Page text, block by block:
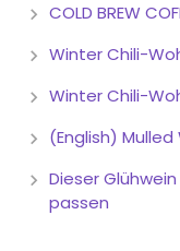
COLD BREW
Winter Chili-
Winter Chili-
(English)
Dieser
passen